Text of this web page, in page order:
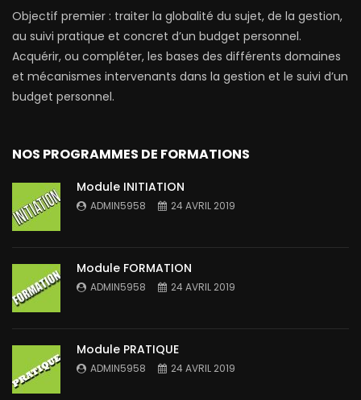
Présentation et analyse du budget d’une
famille (scénario n°7)
Exercice n°0 d’apprentissage à la gestion et
au suivi d’un budget personnel – Initiation-
Exercice n°1 d’apprentissage à la gestion et
au suivi d’un budget personnel -Force 1-
Exercice n°2 d’apprentissage à la gestion et
au suivi d’un budget personnel -Force 2-
Objectif premier : traiter la globalité du sujet, de la gestion,
au suivi pratique et concret d’un budget personnel.
Acquérir, ou compléter, les bases des différents domaines
et mécanismes intervenants dans la gestion et le suivi d’un
budget personnel.
NOS PROGRAMMES DE FORMATIONS
Module INITIATION
ADMIN5958 24 AVRIL 2019
Module FORMATION
ADMIN5958 24 AVRIL 2019
Module PRATIQUE
ADMIN5958 24 AVRIL 2019